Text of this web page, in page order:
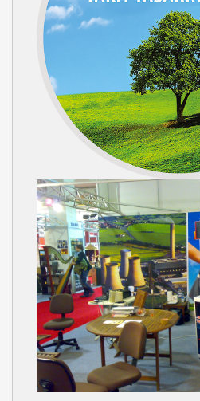
PLATO ELYAF TEKSTİL SANAYİ
Fabrikasında bulunan Keçe Fırın
montajı gerçekleşmiştir....
PETSAN BENTONİT
fabrikasında Döner Kurutucu Fırın
verileri karşılaştırılması sonucu
sürede amorti edip, yakıt tasarrufu